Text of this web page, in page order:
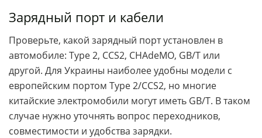
Зарядный порт и кабели
Проверьте, какой зарядный порт установлен в
автомобиле: Type 2, CCS2, CHAdeMO, GB/T или
другой. Для Украины наиболее удобны модели с
европейским портом Type 2/CCS2, но многие
китайские электромобили могут иметь GB/T. В таком
случае нужно уточнять вопрос переходников,
совместимости и удобства зарядки.